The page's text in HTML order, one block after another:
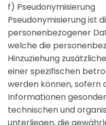
f) Pseudonymisierung
Pseudonymisierung ist
personenbezogener
welche die
Hinzuziehung
einer spezifischen
werden können, sofern
Informationen
technischen und
unterliegen, die